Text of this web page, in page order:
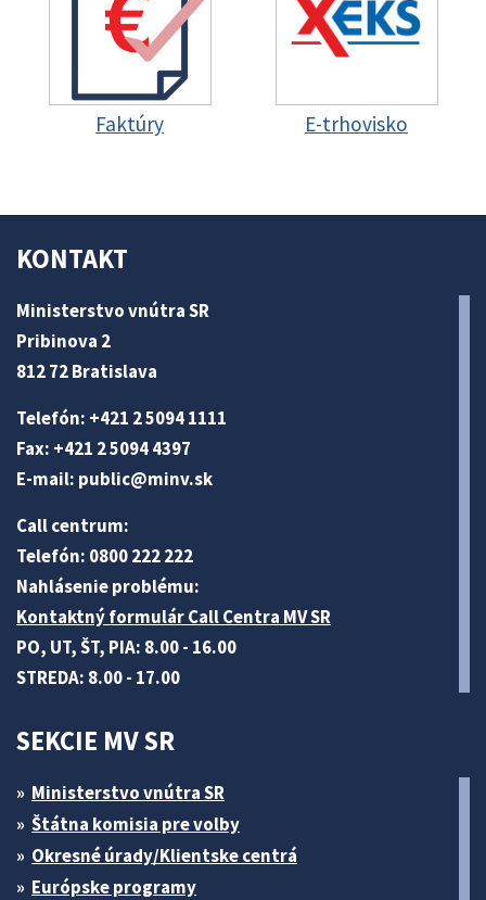
Faktúry E-trhovisko
KONTAKT
Ministerstvo vnútra SR
Pribinova 2
812 72 Bratislava
Telefón: +421 2 5094 1111
Fax: +421 2 5094 4397
E-mail: public@minv.sk
Call centrum:
Telefón: 0800 222 222
Nahlásenie problému:
Kontaktný formulár Call Centra MV SR
PO, UT, ŠT, PIA: 8.00 - 16.00
STREDA: 8.00 - 17.00
SEKCIE MV SR
Ministerstvo vnútra SR
Štátna komisia pre volby
Okresné úrady/Klientske centrá
Európske programy